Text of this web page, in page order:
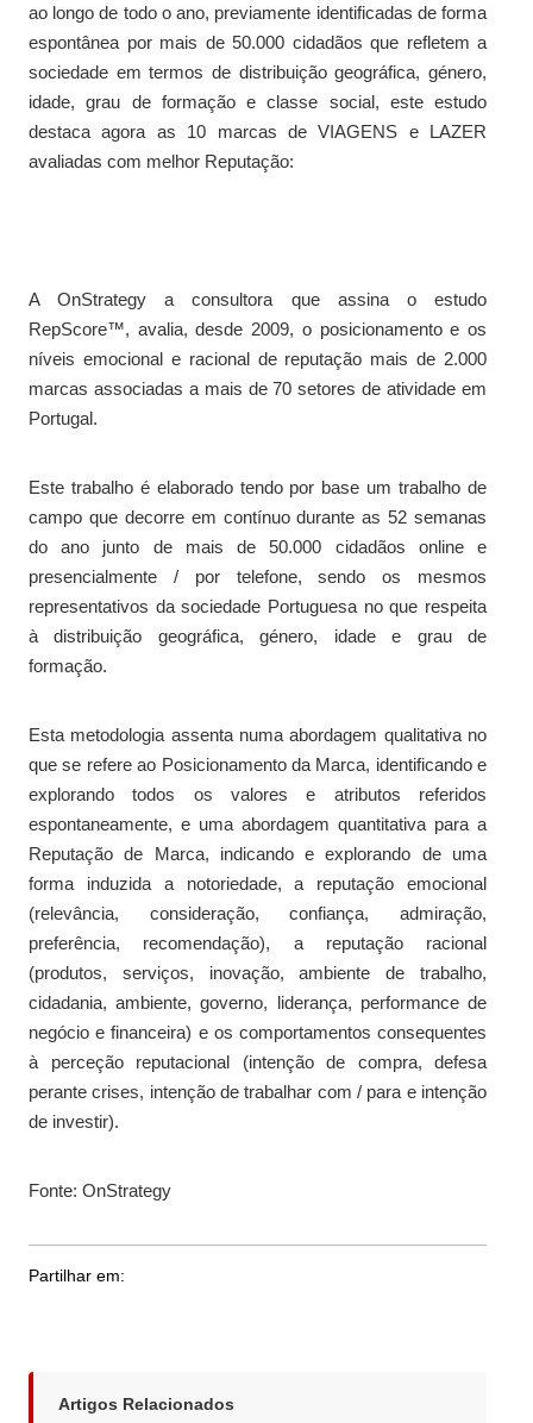
ao longo de todo o ano, previamente identificadas de forma
espontânea por mais de 50.000 cidadãos que refletem a
sociedade em termos de distribuição geográfica, género,
idade, grau de formação e classe social, este estudo
destaca agora as 10 marcas de VIAGENS e LAZER
avaliadas com melhor Reputação:
A OnStrategy a consultora que assina o estudo
RepScore™, avalia, desde 2009, o posicionamento e os
níveis emocional e racional de reputação mais de 2.000
marcas associadas a mais de 70 setores de atividade em
Portugal.
Este trabalho é elaborado tendo por base um trabalho de
campo que decorre em contínuo durante as 52 semanas
do ano junto de mais de 50.000 cidadãos online e
presencialmente / por telefone, sendo os mesmos
representativos da sociedade Portuguesa no que respeita
à distribuição geográfica, género, idade e grau de
formação.
Esta metodologia assenta numa abordagem qualitativa no
que se refere ao Posicionamento da Marca, identificando e
explorando todos os valores e atributos referidos
espontaneamente, e uma abordagem quantitativa para a
Reputação de Marca, indicando e explorando de uma
forma induzida a notoriedade, a reputação emocional
(relevância, consideração, confiança, admiração,
preferência, recomendação), a reputação racional
(produtos, serviços, inovação, ambiente de trabalho,
cidadania, ambiente, governo, liderança, performance de
negócio e financeira) e os comportamentos consequentes
à perceção reputacional (intenção de compra, defesa
perante crises, intenção de trabalhar com / para e intenção
de investir).
Fonte: OnStrategy
Partilhar em:
Artigos Relacionados